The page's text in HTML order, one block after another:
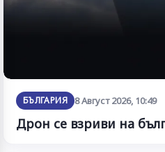
БЪЛГАРИЯ 8 Август 2026, 10:49
Дрон се взриви на